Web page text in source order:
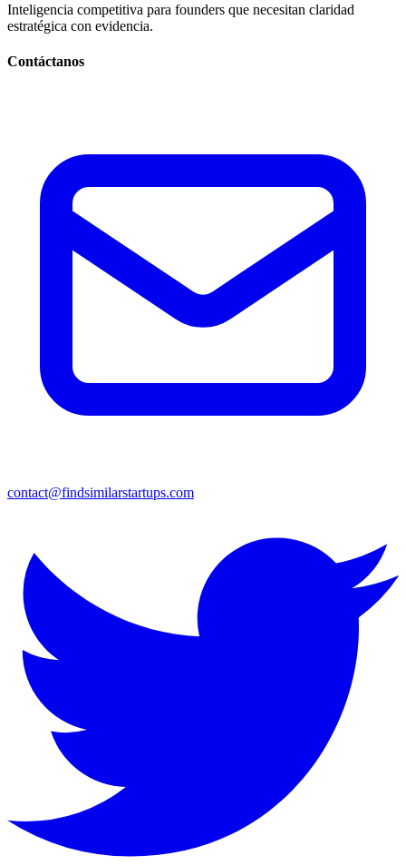
Inteligencia competitiva para founders que necesitan claridad
estratégica con evidencia.
Contáctanos
contact@findsimilarstartups.com